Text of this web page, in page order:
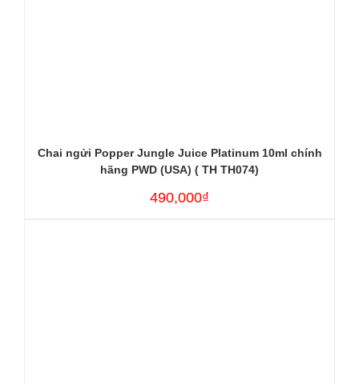
Chai ngửi Popper Jungle Juice Platinum 10ml chính
hãng PWD (USA) ( TH TH074)
490,000₫